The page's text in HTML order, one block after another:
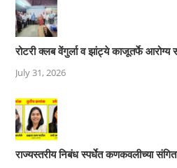
रोटरी क्लब वेंगुर्ला व झांट्ये काजूतर्फे आरोग्य
July 31, 2026
राज्यस्तरीय निबंध स्पर्धेत कणकवलीच्या